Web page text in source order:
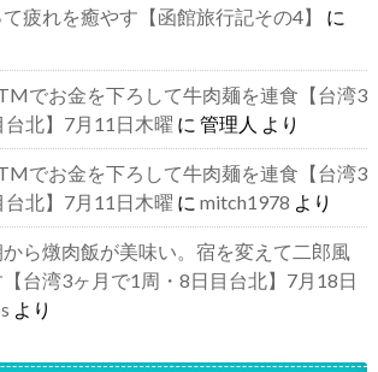
疲れを癒やす【函館旅行記その4】
に
でお金を下ろして牛肉麺を連食【台湾3
北】7月11日木曜 に 管理人 より
でお金を下ろして牛肉麺を連食【台湾3
北】7月11日木曜 に mitch1978 より
ら燉肉飯が美味い。宿を変えて二郎風
台湾3ヶ月で1周・8日目台北】7月18日
より